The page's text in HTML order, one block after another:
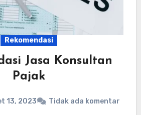
Rekomendasi
Jasa Konsultan
Pajak
13, 2023 Tidak ada komentar